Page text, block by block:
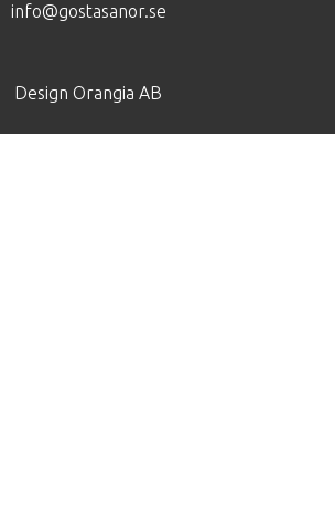
info@gostasanor.se
Design Orangia AB